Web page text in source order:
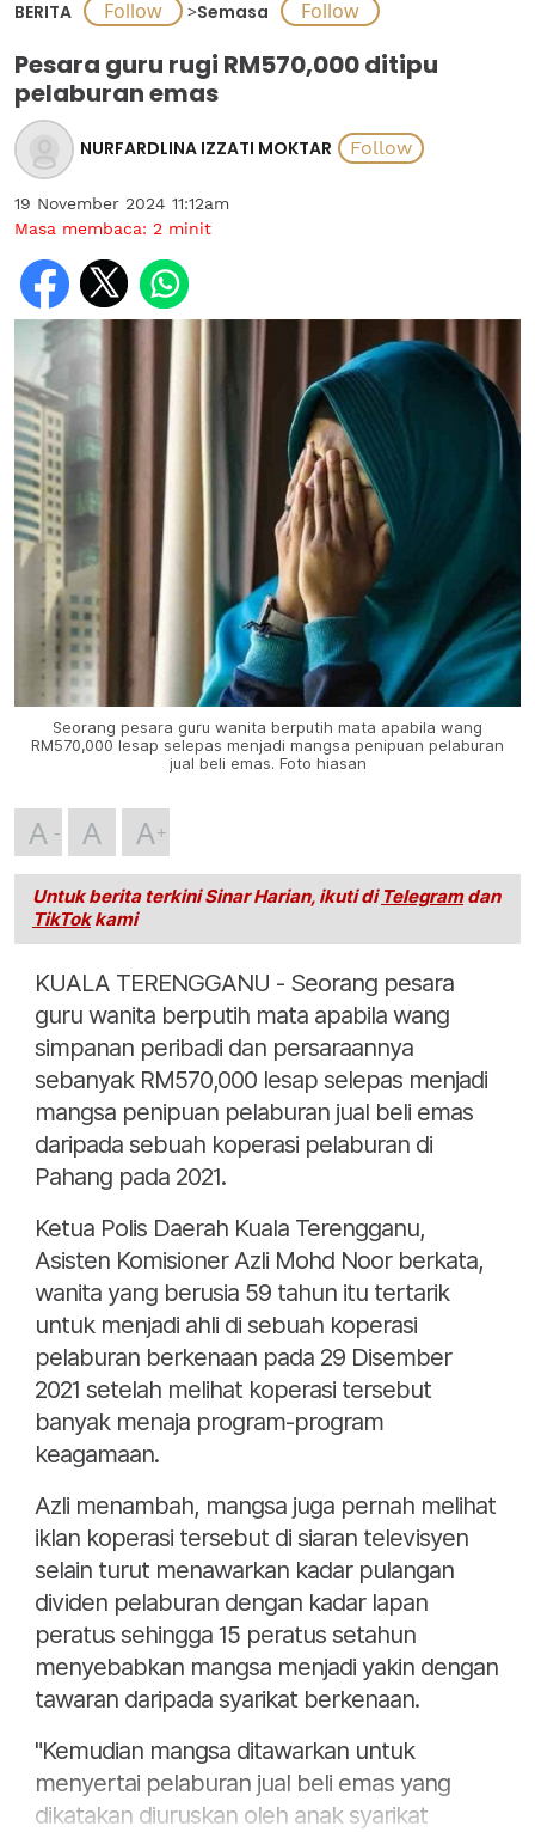
BERITA >Semasa
Pesara guru rugi RM570,000 ditipu
pelaburan emas
NURFARDLINA IZZATI MOKTAR
19 November 2024 11:12am
Masa membaca: 2 minit
Seorang pesara guru wanita berputih mata apabila wang
RM570,000 lesap selepas menjadi mangsa penipuan pelaburan
jual beli emas. Foto hiasan
A A A
Untuk berita terkini Sinar Harian, ikuti di Telegramdan
TikTokkami
KUALA TERENGGANU - Seorang pesara
guru wanita berputih mata apabila wang
simpanan peribadi dan persaraannya
sebanyak RM570,000 lesap selepas menjadi
mangsa penipuan pelaburan jual beli emas
daripada sebuah koperasi pelaburan di
Pahang pada 2021.
Ketua Polis Daerah Kuala Terengganu,
Asisten Komisioner Azli Mohd Noor berkata,
wanita yang berusia 59 tahun itu tertarik
untuk menjadi ahli di sebuah koperasi
pelaburan berkenaan pada 29 Disember
2021 setelah melihat koperasi tersebut
banyak menaja program-program
keagamaan.
Azli menambah, mangsa juga pernah melihat
iklan koperasi tersebut di siaran televisyen
selain turut menawarkan kadar pulangan
dividen pelaburan dengan kadar lapan
peratus sehingga 15 peratus setahun
menyebabkan mangsa menjadi yakin dengan
tawaran daripada syarikat berkenaan.
"Kemudian mangsa ditawarkan untuk
menyertai pelaburan jual beli emas yang
dikatakan diuruskan oleh anak syarikat